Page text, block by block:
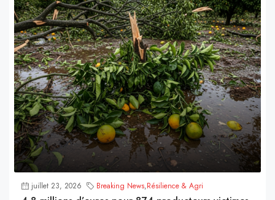
juillet 23, 2026 Breaking News,Résilience & Agri